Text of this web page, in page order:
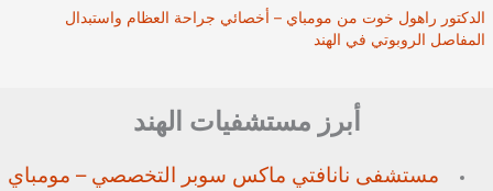
الدكتور راهول خوت من مومباي – أخصائي جراحة العظام واستبدال
المفاصل الروبوتي في الهند
أبرز مستشفيات الهند
مستشفى نانافتي ماكس سوبر التخصصي – مومباي